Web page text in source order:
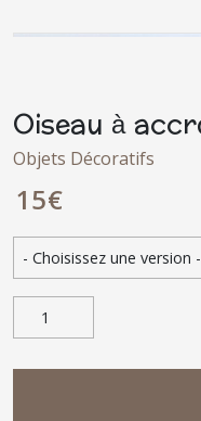
Oiseau à
Objets Décoratifs
15€